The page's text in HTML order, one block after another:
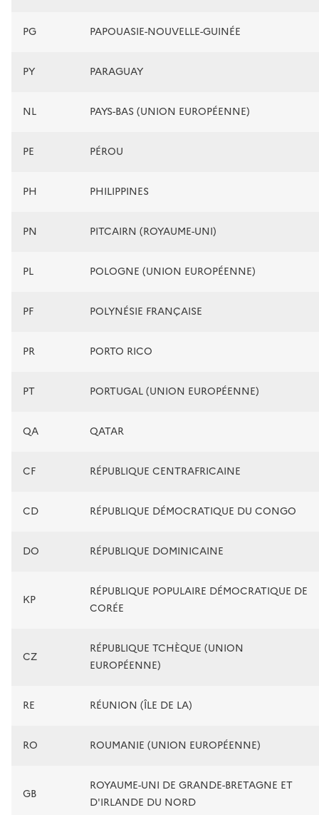
PG PAPOUASIE-NOUVELLE-GUINÉE
PY PARAGUAY
NL PAYS-BAS (UNION EUROPÉENNE)
PE PÉROU
PH PHILIPPINES
PN PITCAIRN (ROYAUME-UNI)
PL POLOGNE (UNION EUROPÉENNE)
PF POLYNÉSIE FRANÇAISE
PR PORTO RICO
PT PORTUGAL (UNION EUROPÉENNE)
QA QATAR
CF RÉPUBLIQUE CENTRAFRICAINE
CD RÉPUBLIQUE DÉMOCRATIQUE DU CONGO
DO RÉPUBLIQUE DOMINICAINE
KP
RÉPUBLIQUE POPULAIRE DÉMOCRATIQUE DE
CORÉE
CZ
RÉPUBLIQUE TCHÈQUE (UNION
EUROPÉENNE)
RE RÉUNION (ÎLE DE LA)
RO ROUMANIE (UNION EUROPÉENNE)
GB
ROYAUME-UNI DE GRANDE-BRETAGNE ET
D'IRLANDE DU NORD